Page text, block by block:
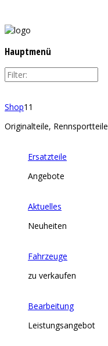
Hauptmenü
Shop11
Originalteile, Rennsportteile
Ersatzteile
Angebote
Aktuelles
Neuheiten
Fahrzeuge
zu verkaufen
Bearbeitung
Leistungsangebot